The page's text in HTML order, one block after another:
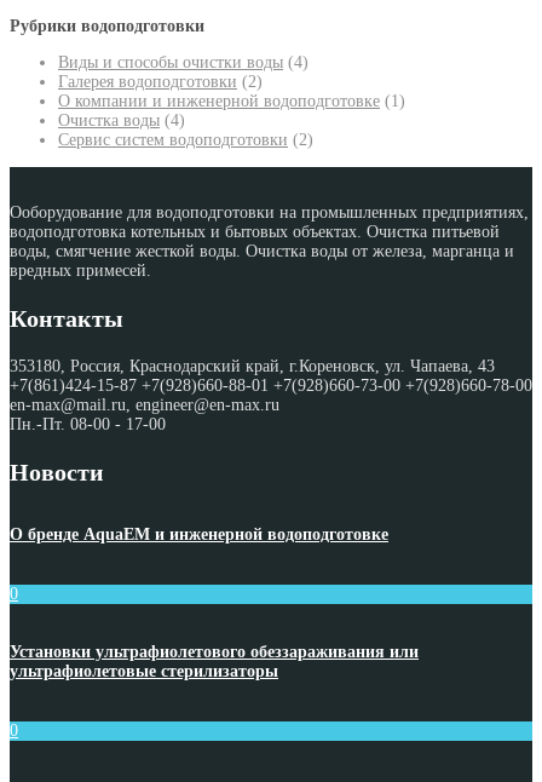
Рубрики водоподготовки
Виды и способы очистки воды (4)
Галерея водоподготовки (2)
О компании и инженерной водоподготовке (1)
Очистка воды (4)
Сервис систем водоподготовки (2)
Ооборудование для водоподготовки на промышленных предприятиях,
водоподготовка котельных и бытовых объектах. Очистка питьевой
воды, смягчение жесткой воды. Очистка воды от железа, марганца и
вредных примесей.
Контакты
353180, Россия, Краснодарский край, г.Кореновск, ул. Чапаева, 43
+7(861)424-15-87 +7(928)660-88-01 +7(928)660-73-00 +7(928)660-78-00
en-max@mail.ru, engineer@en-max.ru
Пн.-Пт. 08-00 - 17-00
Новости
О бренде AquaEM и инженерной водоподготовке
0
Установки ультрафиолетового обеззараживания или
ультрафиолетовые стерилизаторы
0